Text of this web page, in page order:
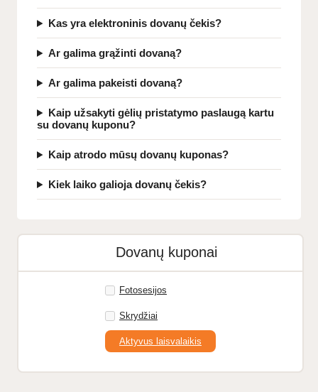
Kas yra elektroninis dovanų čekis?
Ar galima grąžinti dovaną?
Ar galima pakeisti dovaną?
Kaip užsakyti gėlių pristatymo paslaugą kartu
su dovanų kuponu?
Kaip atrodo mūsų dovanų kuponas?
Kiek laiko galioja dovanų čekis?
Dovanų kuponai
Fotosesijos
Skrydžiai
Aktyvus laisvalaikis